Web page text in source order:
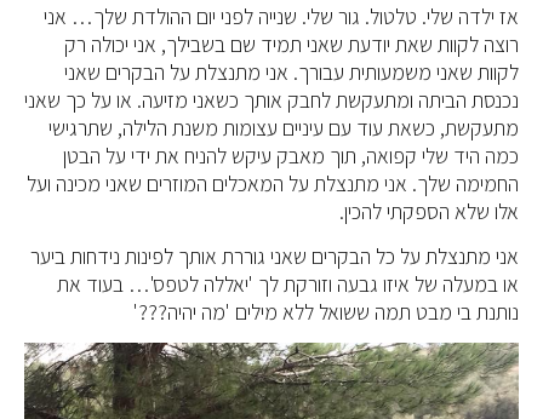
אז ילדה שלי. טלטול. גור שלי. שנייה לפני יום ההולדת שלך… אני
רוצה לקוות שאת יודעת שאני תמיד שם בשבילך, אני יכולה רק
לקוות שאני משמעותית עבורך. אני מתנצלת על הבקרים שאני
נכנסת הביתה ומתעקשת לחבק אותך כשאני מזיעה. או על כך שאני
מתעקשת, כשאת עוד עם עיניים עצומות משנת הלילה, שתרגישי
כמה היד שלי קפואה, תוך מאבק עיקש להניח את ידי על הבטן
החמימה שלך. אני מתנצלת על המאכלים המוזרים שאני מכינה ועל
אלו שלא הספקתי להכין.
אני מתנצלת על כל הבקרים שאני גוררת אותך לפינות נידחות ביער
או במעלה של איזו גבעה וזורקת לך 'יאללה לטפס'… בעוד את
נותנת בי מבט תמה ששואל ללא מילים 'מה יהיה???'